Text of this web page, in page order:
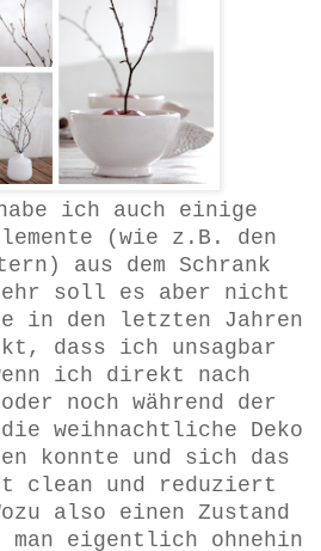
ich auch einige
(wie z.B. den
aus dem Schrank
soll es aber nicht
in den letzten Jahren
dass ich unsagbar
ich direkt nach
noch während der
weihnachtliche Deko
konnte und sich das
clean und reduziert
also einen Zustand
eigentlich ohnehin